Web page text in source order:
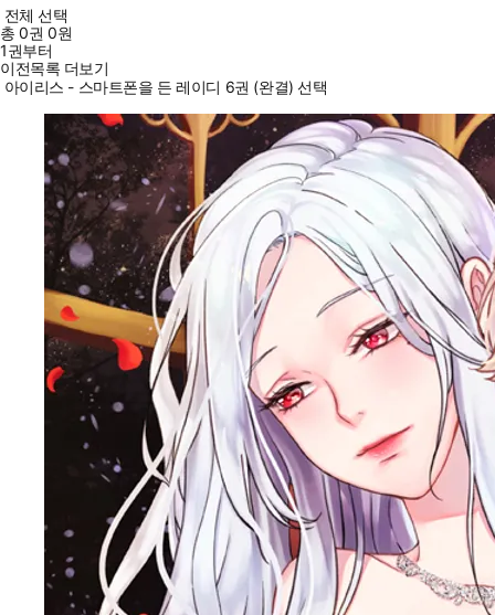
전체 선택
총0권 0원
1권부터
이전목록 더보기
아이리스 - 스마트폰을 든 레이디 6권 (완결) 선택